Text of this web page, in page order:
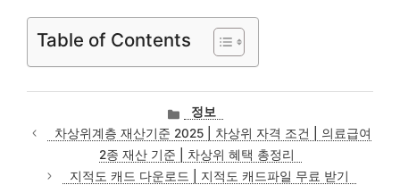
Table of Contents
카
테
고
리
정보
차상위계층 재산기준 2025 | 차상위 자격 조건 | 의료급여
2종 재산 기준 | 차상위 혜택 총정리
지적도 캐드 다운로드 | 지적도 캐드파일 무료 받기